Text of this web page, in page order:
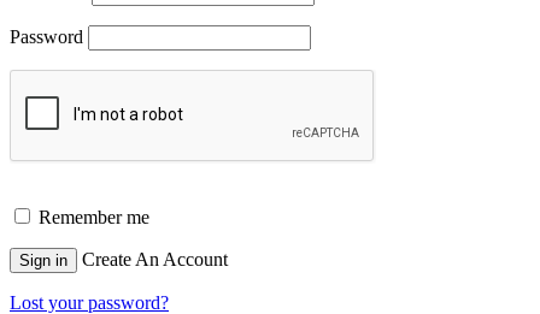
Password
Remember me
Sign in Create An Account
Lost your password?